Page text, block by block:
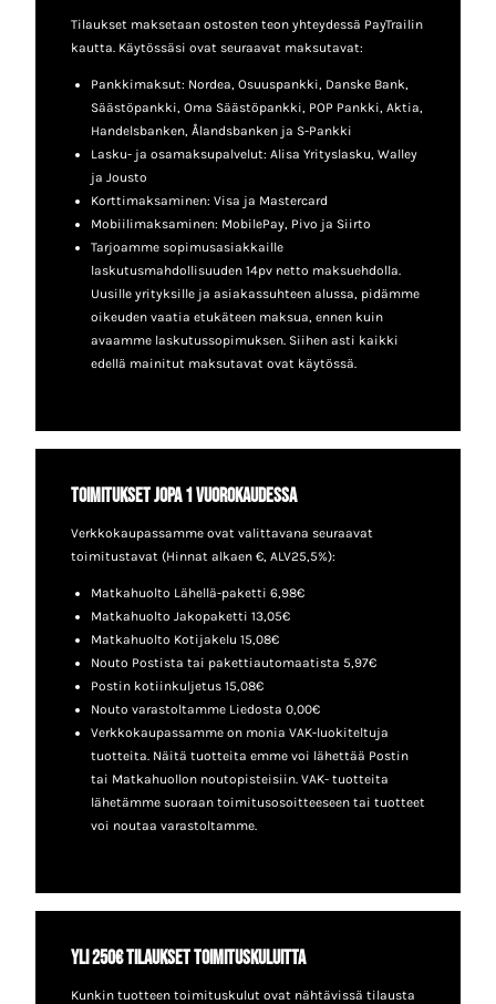
Tilaukset maksetaan ostosten teon yhteydessä PayTrailin
kautta. Käytössäsi ovat seuraavat maksutavat:
Pankkimaksut: Nordea, Osuuspankki, Danske Bank,
Säästöpankki, Oma Säästöpankki, POP Pankki, Aktia,
Handelsbanken, Ålandsbanken ja S-Pankki
Lasku- ja osamaksupalvelut: Alisa Yrityslasku, Walley
ja Jousto
Korttimaksaminen: Visa ja Mastercard
Mobiilimaksaminen: MobilePay, Pivo ja Siirto
Tarjoamme sopimusasiakkaille
laskutusmahdollisuuden 14pv netto maksuehdolla.
Uusille yrityksille ja asiakassuhteen alussa, pidämme
oikeuden vaatia etukäteen maksua, ennen kuin
avaamme laskutussopimuksen. Siihen asti kaikki
edellä mainitut maksutavat ovat käytössä.
Toimitukset jopa 1 vuorokaudessa
Verkkokaupassamme ovat valittavana seuraavat
toimitustavat (Hinnat alkaen €, ALV25,5%):
Matkahuolto Lähellä-paketti 6,98€
Matkahuolto Jakopaketti 13,05€
Matkahuolto Kotijakelu 15,08€
Nouto Postista tai pakettiautomaatista 5,97€
Postin kotiinkuljetus 15,08€
Nouto varastoltamme Liedosta 0,00€
Verkkokaupassamme on monia VAK-luokiteltuja
tuotteita. Näitä tuotteita emme voi lähettää Postin
tai Matkahuollon noutopisteisiin. VAK- tuotteita
lähetämme suoraan toimitusosoitteeseen tai tuotteet
voi noutaa varastoltamme.
Yli 250€ tilaukset toimituskuluitta
Kunkin tuotteen toimituskulut ovat nähtävissä tilausta